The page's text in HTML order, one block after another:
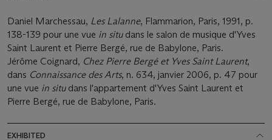
Daniel Marchessau, Les Lalanne, Flammarion, Paris, 1991, p.
138-139 pour une vue in situdans le salon de musique d'Yves
Saint Laurent et Pierre Bergé, rue de Babylone, Paris.
Jérôme Coignard, Chez Pierre Bergé et Yves Saint Laurent,
dans Connaissance des Arts, n. 634, janvier 2006, p. 47 pour
une vue in situdans l'appartement d'Yves Saint Laurent et
Pierre Bergé, rue de Babylone, Paris.
EXHIBITED